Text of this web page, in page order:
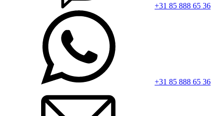
+31 85 888 65 36
+31 85 888 65 36